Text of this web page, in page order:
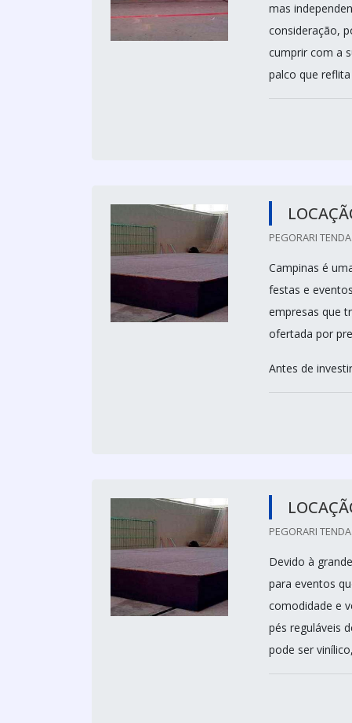
mas
consideração,
cumprir com a
palco que
PEGORARI
Campinas é
festas e
empresas que
ofertada por
Antes de
PEGORARI
Devido à
para eventos
comodidade e
pés reguláveis
pode ser